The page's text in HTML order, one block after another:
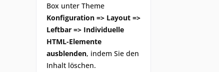
Box unter Theme
Konfiguration => Layout =>
Leftbar => Individuelle
HTML-Elemente
ausblenden, indem Sie den
Inhalt löschen.